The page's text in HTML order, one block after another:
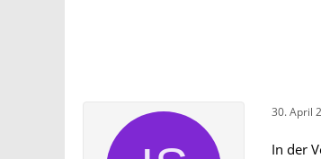
30. April
In der